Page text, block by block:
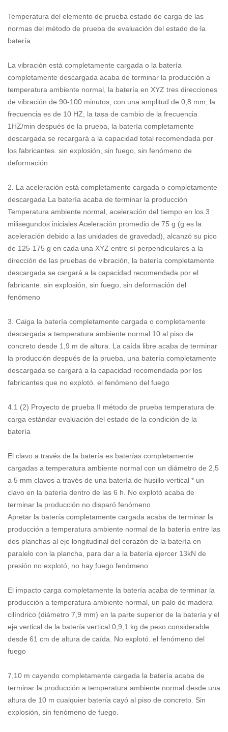
Temperatura del elemento de prueba estado de carga de las
normas del método de prueba de evaluación del estado de la
batería
La vibración está completamente cargada o la batería
completamente descargada acaba de terminar la producción a
temperatura ambiente normal, la batería en XYZ tres direcciones
de vibración de 90-100 minutos, con una amplitud de 0,8 mm, la
frecuencia es de 10 HZ, la tasa de cambio de la frecuencia
1HZ/min después de la prueba, la batería completamente
descargada se recargará a la capacidad total recomendada por
los fabricantes. sin explosión, sin fuego, sin fenómeno de
deformación
2. La aceleración está completamente cargada o completamente
descargada La batería acaba de terminar la producción
Temperatura ambiente normal, aceleración del tiempo en los 3
milisegundos iniciales Aceleración promedio de 75 g (g es la
aceleración debido a las unidades de gravedad), alcanzó su pico
de 125-175 g en cada una XYZ entre sí perpendiculares a la
dirección de las pruebas de vibración, la batería completamente
descargada se cargará a la capacidad recomendada por el
fabricante. sin explosión, sin fuego, sin deformación del
fenómeno
3. Caiga la batería completamente cargada o completamente
descargada a temperatura ambiente normal 10 al piso de
concreto desde 1,9 m de altura. La caída libre acaba de terminar
la producción después de la prueba, una batería completamente
descargada se cargará a la capacidad recomendada por los
fabricantes que no explotó. el fenómeno del fuego
4.1 (2) Proyecto de prueba II método de prueba temperatura de
carga estándar evaluación del estado de la condición de la
batería
El clavo a través de la batería es baterías completamente
cargadas a temperatura ambiente normal con un diámetro de 2,5
a 5 mm clavos a través de una batería de husillo vertical * un
clavo en la batería dentro de las 6 h. No explotó acaba de
terminar la producción no disparó fenómeno
Apretar la batería completamente cargada acaba de terminar la
producción a temperatura ambiente normal de la batería entre las
dos planchas al eje longitudinal del corazón de la batería en
paralelo con la plancha, para dar a la batería ejercer 13kN de
presión no explotó, no hay fuego fenómeno
El impacto carga completamente la batería acaba de terminar la
producción a temperatura ambiente normal, un palo de madera
cilíndrico (diámetro 7,9 mm) en la parte superior de la batería y el
eje vertical de la batería vertical 0,9,1 kg de peso considerable
desde 61 cm de altura de caída. No explotó. el fenómeno del
fuego
7,10 m cayendo completamente cargada la batería acaba de
terminar la producción a temperatura ambiente normal desde una
altura de 10 m cualquier batería cayó al piso de concreto. Sin
explosión, sin fenómeno de fuego.